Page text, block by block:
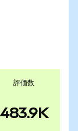
評価数
483.9K